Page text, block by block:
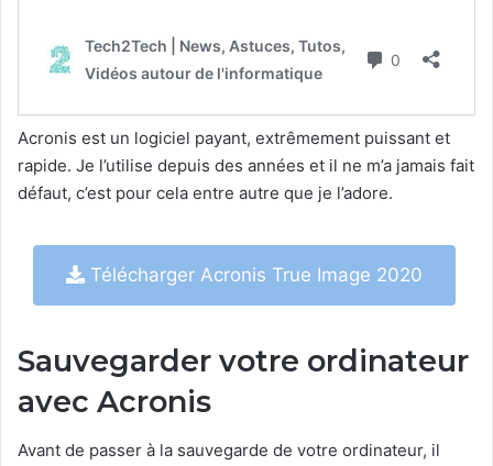
Acronis est un logiciel payant, extrêmement puissant et
rapide. Je l’utilise depuis des années et il ne m’a jamais fait
défaut, c’est pour cela entre autre que je l’adore.
Télécharger Acronis True Image 2020
Sauvegarder votre ordinateur
avec Acronis
Avant de passer à la sauvegarde de votre ordinateur, il